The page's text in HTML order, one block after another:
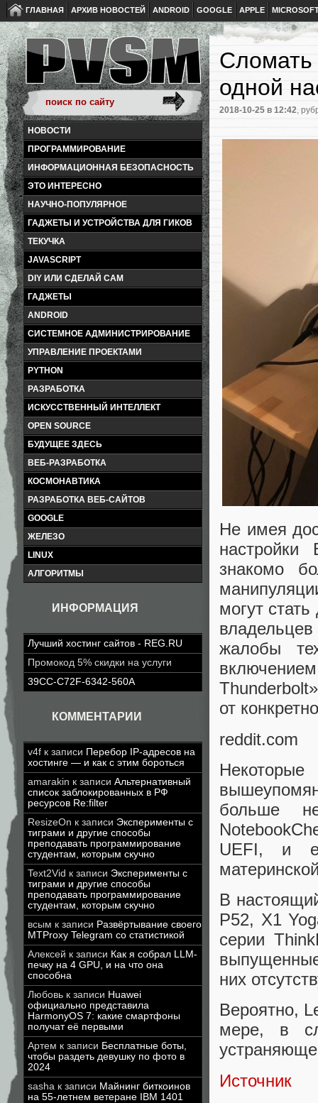
ГЛАВНАЯ АРХИВ НОВОСТЕЙ ANDROID GOOGLE APPLE
НОВОСТИ
ПРОГРАММИРОВАНИЕ
ИНФОРМАЦИОННАЯ БЕЗОПАСНОСТЬ
ЭТО ИНТЕРЕСНО
НАУЧНО-ПОПУЛЯРНОЕ
ГАДЖЕТЫ И УСТРОЙСТВА ДЛЯ ГИКОВ
ТЕКУЧКА
JAVASCRIPT
DIY ИЛИ СДЕЛАЙ САМ
ГАДЖЕТЫ
ANDROID
СИСТЕМНОЕ АДМИНИСТРИРОВАНИЕ
УПРАВЛЕНИЕ ПРОЕКТАМИ
PYTHON
РАЗРАБОТКА
ИСКУССТВЕННЫЙ ИНТЕЛЛЕКТ
OPEN SOURCE
БУДУЩЕЕ ЗДЕСЬ
ВЕБ-РАЗРАБОТКА
КОСМОНАВТИКА
РАЗРАБОТКА ВЕБ-САЙТОВ
GOOGLE
ЖЕЛЕЗО
LINUX
АЛГОРИТМЫ
ИНФОРМАЦИЯ
Лучший хостинг сайтов - REG.RU
Промокод 5% скидки на услуги
39CC-C72F-6342-560A
КОММЕНТАРИИ
v4f к записи Перебор IP-адресов на
хостинге — и как с этим бороться
amarakin к записи Альтернативный
список заблокированных в РФ
ресурсов Re:filter
ResizeOn к записи Эксперименты с
тиграми и другие способы
преподавать программирование
студентам, которым скучно
Text2Vid к записи Эксперименты с
тиграми и другие способы
преподавать программирование
студентам, которым скучно
всым к записи Развёртывание своего
MTProxy Telegram со статистикой
Алексей к записи Как я собрал LLM-
печку на 4 GPU, и на что она
способна
Любовь к записи Huawei
официально представила
HarmonyOS 7: какие смартфоны
получат её первыми
Артем к записи Бесплатные боты,
чтобы раздеть девушку по фото в
2024
sasha к записи Майнинг биткоинов
на 55-летнем ветеране IBM 1401
Сломать
одной
2018-10-25 в 12:42,
Не имея
знакомо
могут
жалобы
от
reddit.com
Некоторые
больше
UEFI, и
В
P52, X1
серии
них
Вероятно,
мере, в
Источник